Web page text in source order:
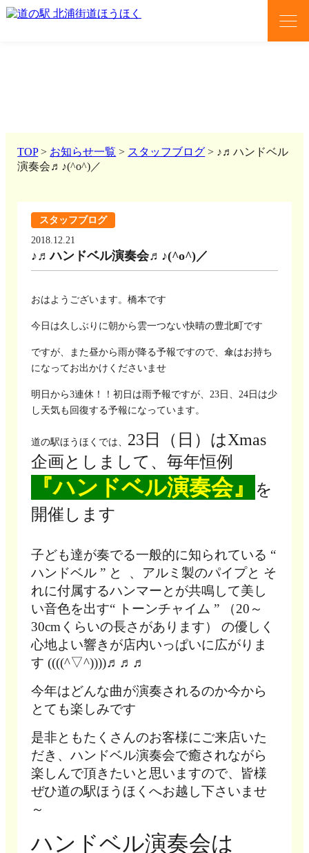
TOP> お知らせ一覧 > スタッフブログ > ♪♬ハンドベル
演奏会♬♪(^o^)／
スタッフブログ
2018.12.21
♪♬ハンドベル演奏会♬♪(^o^)／
おはようございます。橋本です
今日は久しぶりに朝から雲一つない快晴の豊北町です
ですが、また昼から雨が降る予報ですので、傘はお持ち
になってお出かけくださいませ
明日から3連休！！初日は雨予報ですが、23日、24日は少
し天気も回復する予報になっています。
道の駅ほうほくでは、 23日（日）はXmas
企画としまして、毎年恒例
『ハンドベル演奏会』
を
開催します
子ども達が奏でる一般的に知られている “
ハンドベル ” と 、アルミ製のパイプと そ
れに付属するハンマーとが共鳴して美し
い音色を出す“ トーンチャイム ” （20～
30cmくらいの長さがあります） の優しく
心地よい響きが店内いっぱいに広がりま
す ((((^▽^))))♬♬♬
今年はどんな曲が演奏されるのか今から
とても楽しみです
是非ともたくさんのお客様にご来店いた
だき、ハンドベル演奏会で癒されながら
楽しんで頂きたいと思いますので、皆様
ぜひ道の駅ほうほくへお越し下さいませ
～
ハンドベル演奏会は